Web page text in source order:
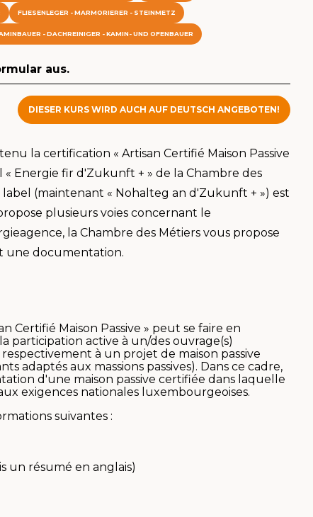
FLIESENLEGER - MARMORIERER - STEINMETZ
- DACHREINIGER - KAMIN- UND OFENBAUER
aus.
DIESER KURS WIRD AUCH AUF DEUTSCH ANGEBOTEN!
la certification « Artisan Certifié Maison Passive
Energie fir d'Zukunft + » de la Chambre des
(maintenant « Nohalteg an d'Zukunft + ») est
plusieurs voies concernant le
la Chambre des Métiers vous propose
une documentation.
Certifié Maison Passive » peut se faire en
active à un/des ouvrage(s)
à un projet de maison passive
adaptés aux massions passives). Dans ce cadre,
d'une maison passive certifiée dans laquelle
exigences nationales luxembourgeoises.
suivantes :
un résumé en anglais)